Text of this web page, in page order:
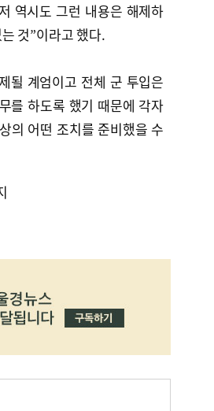
역시도 그런 내용은 해제하
것”이라고 했다.
될 계엄이고 전체 군 투입은
를 하도록 했기 때문에 각자
의 어떤 조치를 준비했을 수